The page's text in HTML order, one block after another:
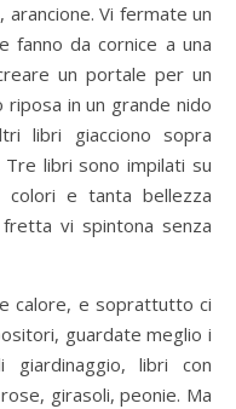
arancione. Vi fermate un
fanno da cornice a una
un portale per un
riposa in un grande nido
libri giacciono sopra
libri sono impilati su
colori e tanta bellezza
vi spintona senza
calore, e soprattutto ci
guardate meglio i
libri con
girasoli, peonie. Ma